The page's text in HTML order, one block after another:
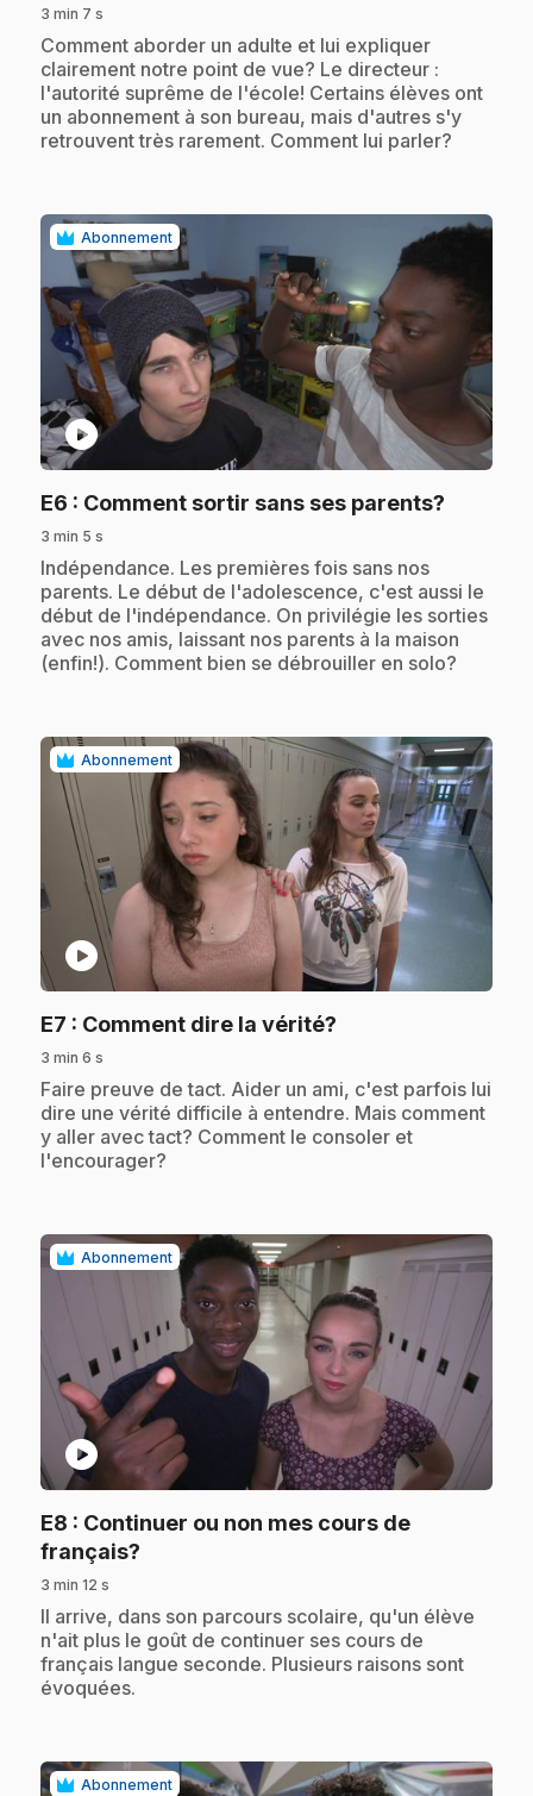
3 min 7 s
.Comment aborder un adulte et lui expliquer
clairement notre point de vue? Le directeur :
l'autorité suprême de l'école! Certains élèves ont
un abonnement à son bureau, mais d'autres s'y
retrouvent très rarement. Comment lui parler?
Abonnement
play_circle
E6 : Comment sortir sans ses parents?
3 min 5 s
.Indépendance. Les premières fois sans nos
parents. Le début de l'adolescence, c'est aussi le
début de l'indépendance. On privilégie les sorties
avec nos amis, laissant nos parents à la maison
(enfin!). Comment bien se débrouiller en solo?
Abonnement
play_circle
E7 : Comment dire la vérité?
3 min 6 s
.Faire preuve de tact. Aider un ami, c'est parfois lui
dire une vérité difficile à entendre. Mais comment
y aller avec tact? Comment le consoler et
l'encourager?
Abonnement
play_circle
E8 : Continuer ou non mes cours de
français?
3 min 12 s
.Il arrive, dans son parcours scolaire, qu'un élève
n'ait plus le goût de continuer ses cours de
français langue seconde. Plusieurs raisons sont
évoquées.
Abonnement